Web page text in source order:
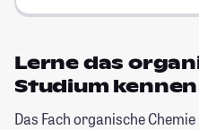
Lerne das
Studium kennen
Das Fach organische